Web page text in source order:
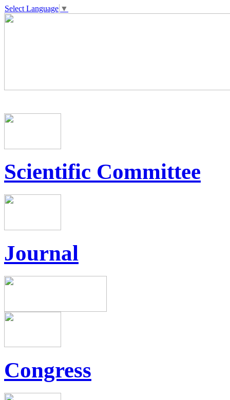
Select Language ▼
Scientific Committee
Journal
Congress